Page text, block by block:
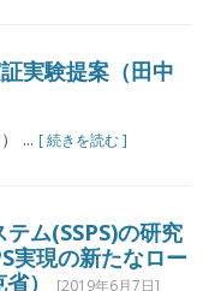
実験提案（田中
... [ 続きを読む ]
ム(SSPS)の研究
実現の新たなロー
）
[2019年6月7日]